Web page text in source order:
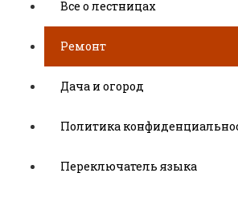
Все о лестницах
Ремонт
Дача и огород
Политика
Переключатель языка